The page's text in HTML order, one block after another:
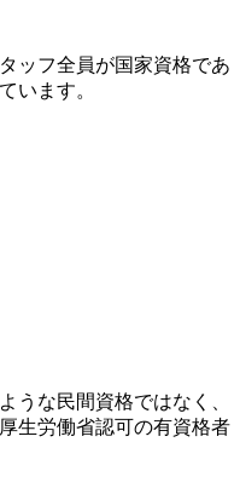
ッフ全員が国家資格であ
います。
うな民間資格ではなく、
生労働省認可の有資格者